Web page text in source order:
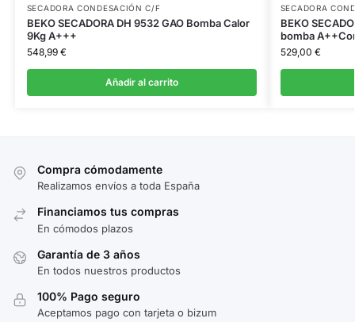
SECADORA CONDESACIÓN C/F
BEKO SECADORA DH 9532 GAO Bomba Calor
9Kg A+++
548,99 €
Añadir al carrito
SECADORA
BEKO
bomba
529,00 €
Compra cómodamente
Realizamos envíos a toda España
Financiamos tus compras
En cómodos plazos
Garantía de 3 años
En todos nuestros productos
100% Pago seguro
Aceptamos pago con tarjeta o bizum